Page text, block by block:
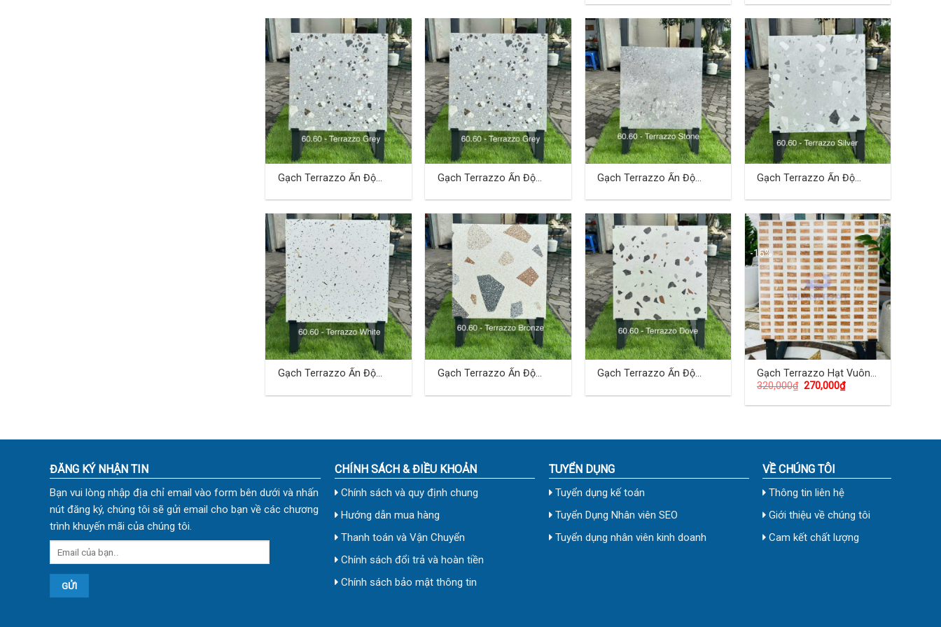
Gạch Terrazzo Ấn Độ
Gạch Terrazzo Ấn Độ
Gạch Terrazzo Ấn Độ
Gạch Terrazzo Ấn Độ
Gạch Terrazzo Ấn Độ
Gạch Terrazzo Ấn Độ
Gạch Terrazzo Ấn Độ
-16%
Gạch Terrazzo Hạt Vuông
60×60 (cm)
320,000₫ 270,000₫
ĐĂNG KÝ NHẬN TIN
Bạn vui lòng nhập địa chỉ email vào form bên dưới và nhấn
nút đăng ký, chúng tôi sẽ gửi email cho bạn về các chương
trình khuyến mãi của chúng tôi.
CHÍNH SÁCH & ĐIỀU KHOẢN
Chính sách và quy định chung
Hướng dẫn mua hàng
Thanh toán và Vận Chuyển
Chính sách đổi trả và hoàn tiền
Chính sách bảo mật thông tin
TUYỂN DỤNG
Tuyển dụng kế toán
Tuyển Dụng Nhân viên SEO
Tuyển dụng nhân viên kinh doanh
VỀ CHÚNG TÔI
Thông tin liên hệ
Giới thiệu về chúng tôi
Cam kết chất lượng